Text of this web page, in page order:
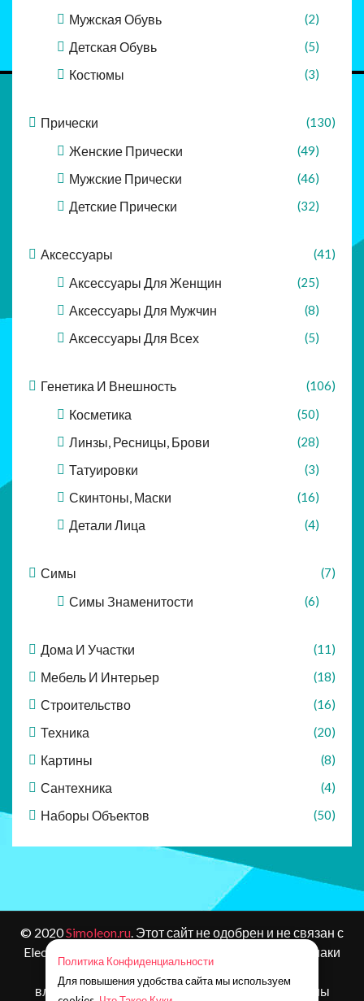
Мужская Обувь (2)
Детская Обувь (5)
Костюмы (3)
Прически (130)
Женские Прически (49)
Мужские Прически (46)
Детские Прически (32)
Аксессуары (41)
Аксессуары Для Женщин (25)
Аксессуары Для Мужчин (8)
Аксессуары Для Всех (5)
Генетика И Внешность (106)
Косметика (50)
Линзы, Ресницы, Брови (28)
Татуировки (3)
Скинтоны, Маски (16)
Детали Лица (4)
Симы (7)
Симы Знаменитости (6)
Дома И Участки (11)
Мебель И Интерьер (18)
Строительство (16)
Техника (20)
Картины (8)
Сантехника (4)
Наборы Объектов (50)
© 2020Simoleon.ru. Этот сайт не одобрен и не связан с
Electronic Arts или ее лицензиарами. Товарные знаки
являются собственностью соответствующих
владельцев. Контент и материалы игр защищены
Политика Конфиденциальности
Для повышения удобства сайта мы используем